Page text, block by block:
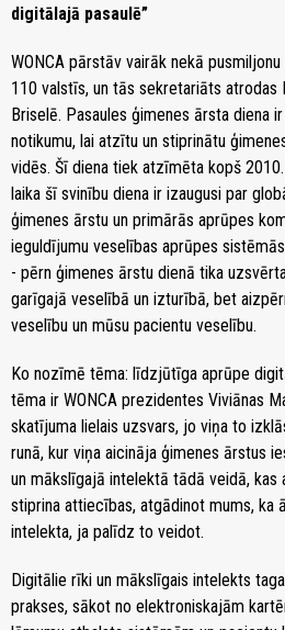
digitālajā pasaulē”
WONCA pārstāv vairāk nekā
110 valstīs, un tās sekretariāts atrodas
Briselē. Pasaules ģimenes ārsta diena
notikumu, lai atzītu un stiprinātu
vidēs. Šī diena tiek atzīmēta kopš
laika šī svinību diena ir izaugusi par
ģimenes ārstu un primārās aprūpes
ieguldījumu veselības aprūpes
- pērn ģimenes ārstu dienā tika
garīgajā veselībā un izturībā, bet
veselību un mūsu pacientu veselību.
Ko nozīmē tēma: līdzjūtīga aprūpe
tēma ir WONCA prezidentes Viviānas
skatījuma lielais uzsvars, jo viņa to
runā, kur viņa aicināja ģimenes ārstus
un mākslīgajā intelektā tādā veidā, kas
stiprina attiecības, atgādinot mums, ka
intelekta, ja palīdz to veidot.
Digitālie rīki un mākslīgais intelekts
prakses, sākot no elektroniskajām